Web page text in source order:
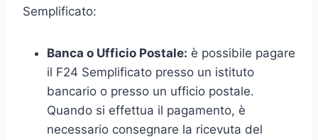
Semplificato:
Banca o Ufficio Postale: è possibile pagare
il F24 Semplificato presso un istituto
bancario o presso un ufficio postale.
Quando si effettua il pagamento, è
necessario consegnare la ricevuta del